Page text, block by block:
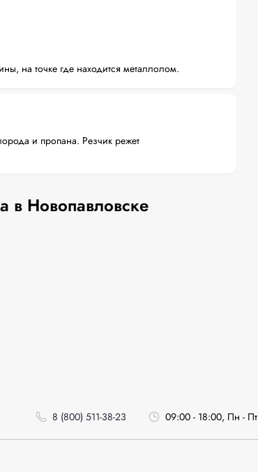
на точке где находится металлолом.
и пропана. Резчик режет
в Новопавловске
8 (800) 511-38-23 09:00 - 18:00, Пн - Пт